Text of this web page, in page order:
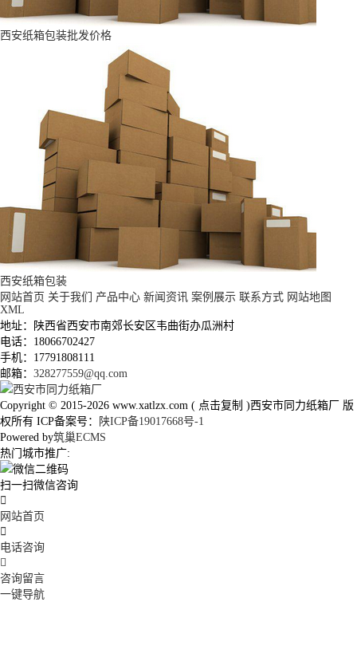
西安纸箱包装批发价格
西安纸箱包装
网站首页 关于我们 产品中心 新闻资讯 案例展示 联系方式 网站地图
XML
地址：陕西省西安市南郊长安区韦曲街办瓜洲村
电话：18066702427
手机：17791808111
邮箱： 328277559@qq.com
Copyright © 2015-2026 www.xatlzx.com ( 点击复制 )西安市同力纸箱厂 版
权所有 ICP备案号：
陕ICP备19017668号-1
Powered by筑巢ECMS
热门城市推广:
扫一扫微信咨询

网站首页

电话咨询

咨询留言
一键导航